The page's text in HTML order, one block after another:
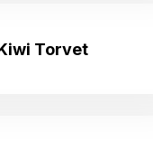
Torvet